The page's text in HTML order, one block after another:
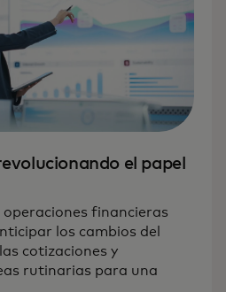
el papel
operaciones financieras
los cambios del
cotizaciones y
rutinarias para una